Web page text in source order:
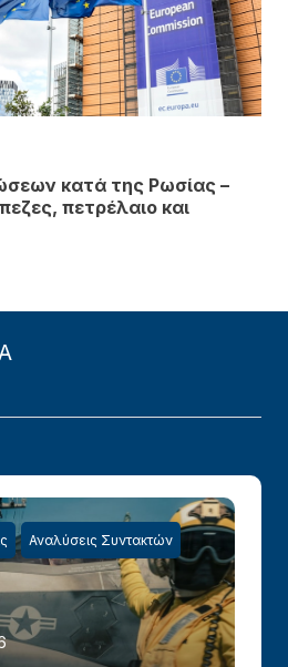
κατά της Ρωσίας –
πετρέλαιο και
Αναλύσεις Συντακτών